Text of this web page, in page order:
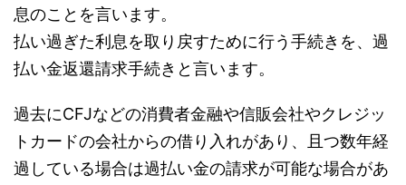
息のことを言います。
払い過ぎた利息を取り戻すために行う手続きを、過
払い金返還請求手続きと言います。
過去にCFJなどの消費者金融や信販会社やクレジッ
トカードの会社からの借り入れがあり、且つ数年経
過している場合は過払い金の請求が可能な場合があ